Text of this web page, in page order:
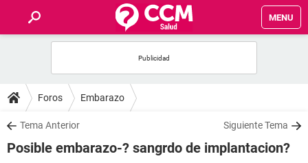
MENU
FOROS
SALUD
Foros Embarazo
Tema Anterior Siguiente Tema
Posible embarazo-? sangrdo de implantacion?